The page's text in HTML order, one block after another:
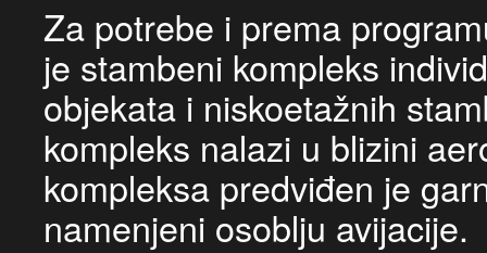
Za potrebe i prema
je stambeni kompleks
objekata i niskoetažnih
kompleks nalazi u blizini
kompleksa predviđen je
namenjeni osoblju avijacije.